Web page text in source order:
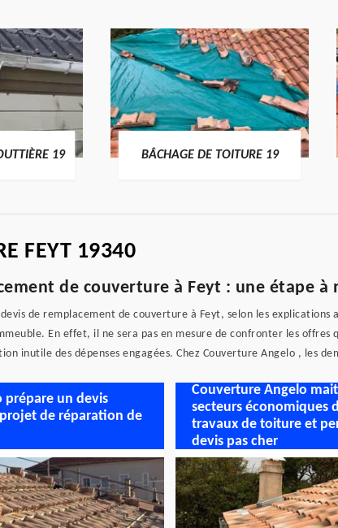
19 BÂCHAGE DE TOITURE 19
FEYT 19340
de couverture à Feyt : une étape à
de remplacement de couverture à Feyt, selon les
En effet, il ne sera pas en mesure de confronter les
inutile des dépenses engagées. Chez Couverture Angelo , les
prépare un devis
de réparation de
Couverture Angelo
secteurs économiques
travaux de toiture et
devis pas cher